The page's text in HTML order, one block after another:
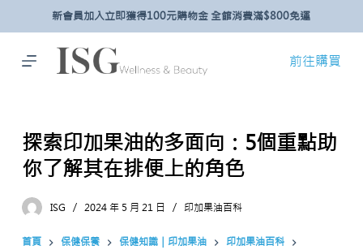
主
新會員加入立即獲得100元購物金 全館消費滿$800免運
前往購買
探索印加果油的多面向：5個重點助
你了解其在排便上的角色
ISG 2024 年 5 月 21 日 印加果油百科
首頁 保健保養 保健知識｜印加果油
印加果油百科